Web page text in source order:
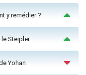
y remédier ?
Steipler
Yohan